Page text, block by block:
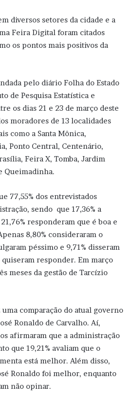
diversos setores da cidade e a
Feira Digital foram citados
os pontos mais positivos da
pelo diário Folha do Estado
de Pesquisa Estatística e
os dias 21 e 23 de março deste
moradores de 13 localidades
como a Santa Mônica,
Ponto Central, Centenário,
Feira X, Tomba, Jardim
Queimadinha.
77,55% dos entrevistados
sendo que 17,36% a
responderam que é boa e
8,80% consideraram o
péssimo e 9,71% disseram
quiseram responder. Em março
meses da gestão de Tarcízio
uma comparação do atual governo
Ronaldo de Carvalho. Aí,
afirmaram que a administração
que 19,21% avaliam que o
está melhor. Além disso,
Ronaldo foi melhor, enquanto
não opinar.